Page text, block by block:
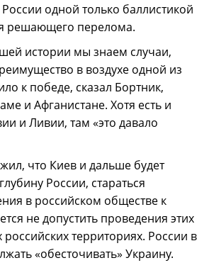
одной только баллистикой
решающего перелома.
истории мы знаем случаи,
в воздухе одной из
к победе, сказал Бортник,
и Афганистане. Хотя есть и
и Ливии, там «это давало
что Киев и дальше будет
России, стараться
в российском обществе к
не допустить проведения этих
территориях. России в
«обесточивать» Украину.